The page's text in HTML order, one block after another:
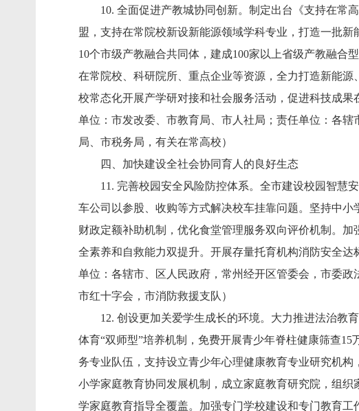
10. 全面促进产教城协同创新。制定出台《支持在常高
盟，支持在常院校新设新能源领域学科专业，打造一批
10个市级产教融合共同体，建成100家以上省级产教融合
在常院校、科研院所、重点企业等资源，全力打造新能
校常态化开展产学研对接和社会服务活动，促进科技成
单位：市发改委、市教育局、市人社局；责任单位：各
局、市税务局，有关在常高校）
四、加快建设全社会协同育人的良好生态
11. 完善校园安全风险防控体系。全市建设校园智慧安
车公司以参股、收购等方式解决校车挂靠问题。坚持中
财政定额补助机制，优化食堂管理服务双向评价机制。
全素养和自救能力双提升。开展存量托育机构消防安全
单位：各辖市、区人民政府，常州经开区管委会，市委
市红十字会，市消防救援支队）
12. 创设更加关爱学生成长的环境。大力推进法治教育
体育“双师型”培养机制，免费开展青少年脊柱健康筛查
务专业队伍，支持设立青少年心理健康教育专业研究机
小学家庭教育协同发展机制，成立家庭教育研究院，组
学家庭教育指导全覆盖。加强专门学校建设和专门教育